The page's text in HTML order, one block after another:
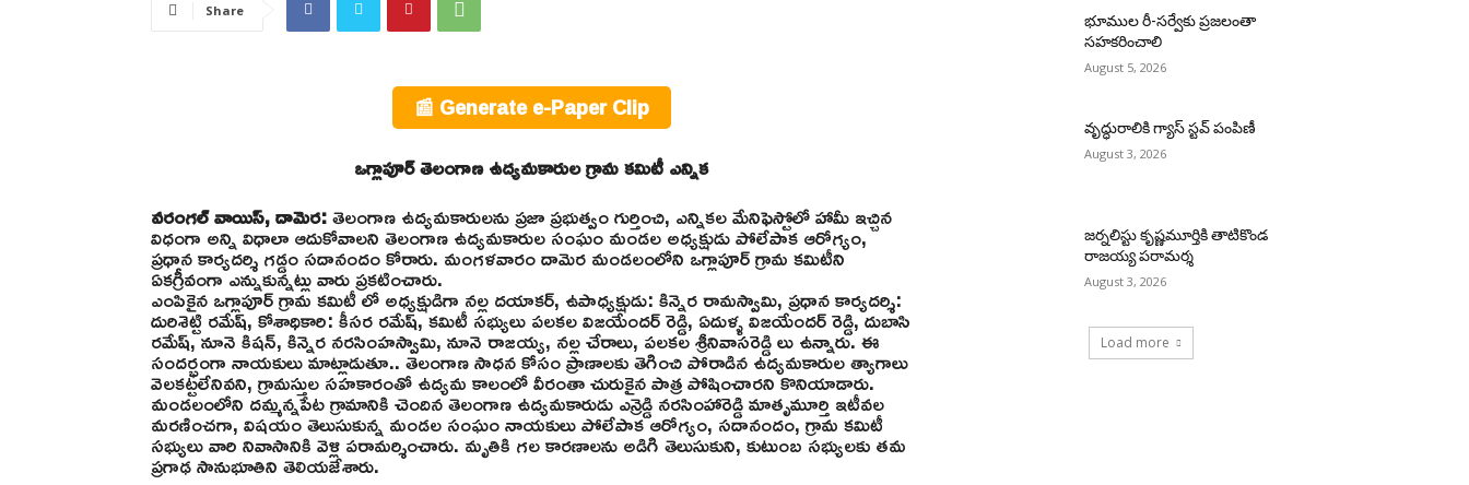
Share
📰 Generate e-Paper Clip
ఒగ్లాపూర్ తెలంగాణ ఉద్యమకారుల గ్రామ కమిటీ ఎన్నిక
వరంగల్ వాయిస్, దామెర:తెలంగాణ ఉద్యమకారులను ప్రజా ప్రభుత్వం గుర్తించి, ఎన్నికల మేనిఫెస్టోలో హామీ ఇచ్చిన
విధంగా అన్ని విధాలా ఆదుకోవాలని తెలంగాణ ఉద్యమకారుల సంఘం మండల అధ్యక్షుడు పోలేపాక ఆరోగ్యం,
ప్రధాన కార్యదర్శి గడ్డం సదానందం కోరారు. మంగళవారం దామెర మండలంలోని ఒగ్లాపూర్ గ్రామ కమిటీని
ఏకగ్రీవంగా ఎన్నుకున్నట్లు వారు ప్రకటించారు.
ఎంపికైన ఒగ్లాపూర్ గ్రామ కమిటీ లో అధ్యక్షుడిగా నల్ల దయాకర్, ఉపాధ్యక్షుడు: కిన్నెర రామస్వామి, ప్రధాన కార్యదర్శి:
దురిశెట్టి రమేష్, కోశాధికారి: కీసర రమేష్, కమిటీ సభ్యులు పలకల విజయేందర్ రెడ్డి, ఏదుళ్ళ విజయేందర్ రెడ్డి, దుబాసి
రమేష్, నూనె కిషన్, కిన్నెర నరసింహస్వామి, నూనె రాజయ్య, నల్ల చేరాలు, పలకల శ్రీనివాసరెడ్డి లు ఉన్నారు. ఈ
సందర్భంగా నాయకులు మాట్లాడుతూ.. తెలంగాణ సాధన కోసం ప్రాణాలకు తెగించి పోరాడిన ఉద్యమకారుల త్యాగాలు
వెలకట్టలేనివని, గ్రామస్తుల సహకారంతో ఉద్యమ కాలంలో వీరంతా చురుకైన పాత్ర పోషించారని కొనియాడారు.
మండలంలోని దమ్మన్నపేట గ్రామానికి చెందిన తెలంగాణ ఉద్యమకారుడు ఎన్రెడ్డి నరసింహారెడ్డి మాతృమూర్తి ఇటీవల
మరణించగా, విషయం తెలుసుకున్న మండల సంఘం నాయకులు పోలేపాక ఆరోగ్యం, సదానందం, గ్రామ కమిటీ
సభ్యులు వారి నివాసానికి వెళ్లి పరామర్శించారు. మృతికి గల కారణాలను అడిగి తెలుసుకుని, కుటుంబ సభ్యులకు తమ
ప్రగాఢ సానుభూతిని తెలియజేశారు.
భూముల రీ-సర్వేకు ప్రజలంతా
సహకరించాలి
August 5, 2026
వృద్ధురాలికి గ్యాస్ స్టవ్ పంపిణీ
August 3, 2026
జర్నలిస్టు కృష్ణమూర్తికి తాటికొండ
రాజయ్య పరామర్శ
August 3, 2026
Load more